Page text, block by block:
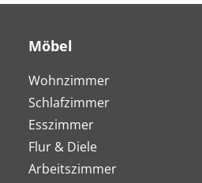
Möbel
Wohnzimmer
Schlafzimmer
Esszimmer
Flur & Diele
Arbeitszimmer